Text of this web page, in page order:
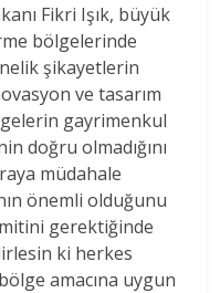
Fikri Işık, büyük
bölgelerinde
şikayetlerin
ve tasarım
gayrimenkul
doğru olmadığını
müdahale
önemli olduğunu
gerektiğinde
ki herkes
amacına uygun